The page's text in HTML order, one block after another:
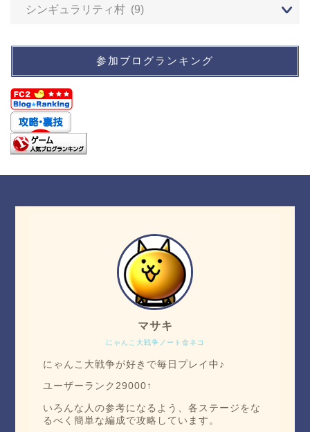
参加ブログランキング
にゃんこ大戦争ノート金ネコ
マサキ
にゃんこ大戦争が好きで毎日プレイ中♪
ユーザーランク29000↑
いろんな人の参考になるよう、各ステージをな
るべく簡単な編成で攻略しています。